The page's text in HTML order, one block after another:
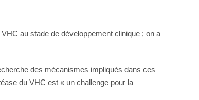
au stade de développement clinique ; on a
des mécanismes impliqués dans ces
du VHC est « un challenge pour la